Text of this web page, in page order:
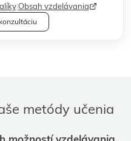
|Obsah vzdelávania
metódy učenia